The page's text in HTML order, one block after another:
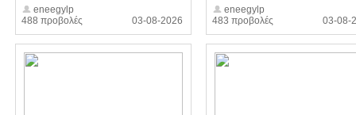
488 προβολές
eneegylp
03-08-2026
483 προβολές
eneegylp
03-08-